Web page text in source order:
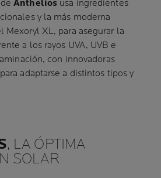
deAnthelios usa ingredientes
y la más moderna
Mexoryl XL, para asegurar la
a los rayos UVA, UVB e
con innovadoras
adaptarse a distintos tipos y
, LA ÓPTIMA
SOLAR